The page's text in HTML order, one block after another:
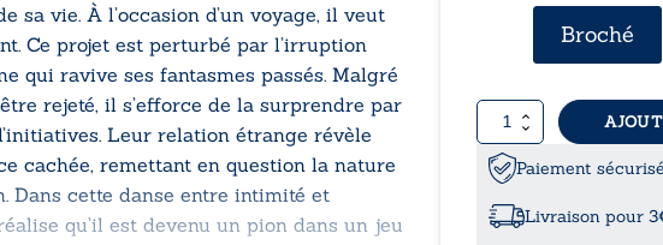
sa vie. À l’occasion d’un voyage, il veut
Ce projet est perturbé par l’irruption
qui ravive ses fantasmes passés. Malgré
rejeté, il s’efforce de la surprendre par
Leur relation étrange révèle
cachée, remettant en question la nature
Dans cette danse entre intimité et
qu’il est devenu un pion dans un jeu
Broché
quantité
de
Alibi Paiement sécurisé
Livraison pour